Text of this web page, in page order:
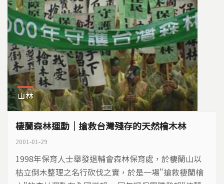
山林
棲蘭森林運動｜搶救台灣殘存的天然檜木林
2001-01-29
1998年保育人士舉發退輔會森林保育處，於棲蘭山以
枯立倒木整理之名行砍伐之實，於是一場"搶救棲蘭檜